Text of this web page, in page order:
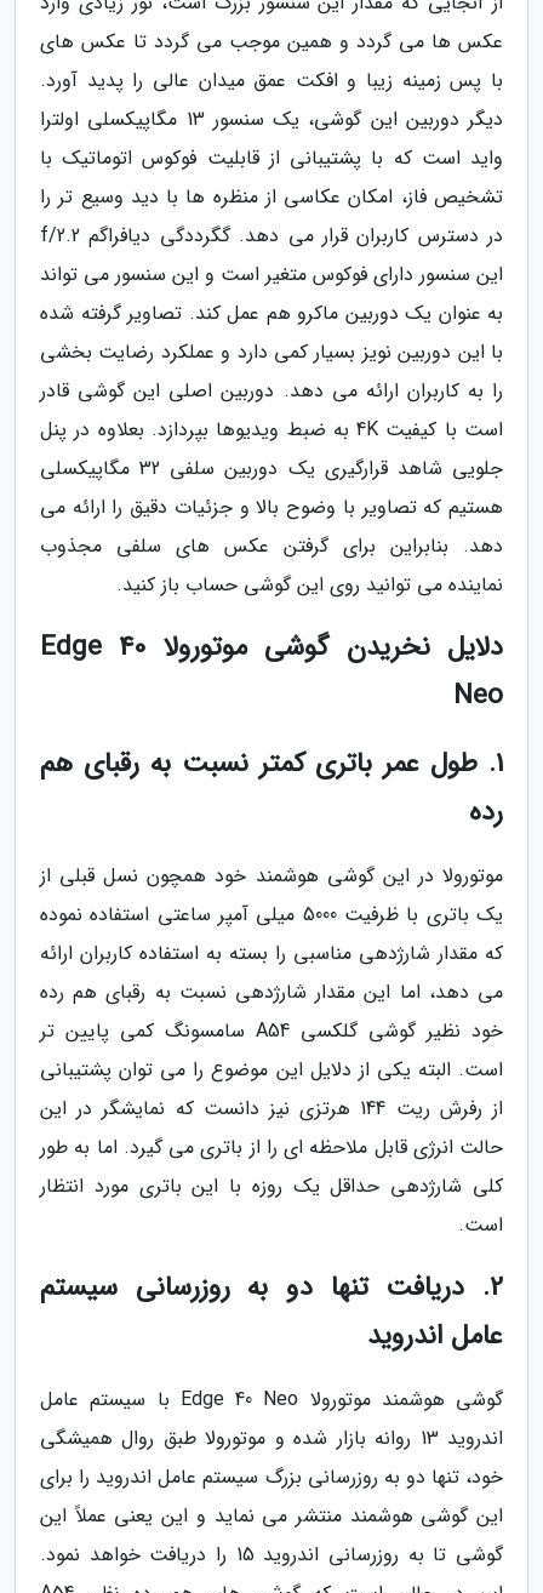
عکس ها می گردد و همین موجب می گردد تا عکس های
با پس زمینه زیبا و افکت عمق میدان عالی را پدید آورد.
دیگر دوربین این گوشی، یک سنسور 13 مگاپیکسلی اولترا
واید است که با پشتیبانی از قابلیت فوکوس اتوماتیک با
تشخیص فاز، امکان عکاسی از منظره ها با دید وسیع تر را
در دسترس کاربران قرار می دهد. گگرددگی دیافراگم f/2.2
این سنسور دارای فوکوس متغیر است و این سنسور می تواند
به عنوان یک دوربین ماکرو هم عمل کند. تصاویر گرفته شده
با این دوربین نویز بسیار کمی دارد و عملکرد رضایت بخشی
را به کاربران ارائه می دهد. دوربین اصلی این گوشی قادر
است با کیفیت 4K به ضبط ویدیوها بپردازد. بعلاوه در پنل
جلویی شاهد قرارگیری یک دوربین سلفی 32 مگاپیکسلی
هستیم که تصاویر با وضوح بالا و جزئیات دقیق را ارائه می
دهد. بنابراین برای گرفتن عکس های سلفی مجذوب
نماینده می توانید روی این گوشی حساب باز کنید.
دلایل نخریدن گوشی موتورولا Edge 40
Neo
1. طول عمر باتری کمتر نسبت به رقبای هم
رده
موتورولا در این گوشی هوشمند خود همچون نسل قبلی از
یک باتری با ظرفیت 5000 میلی آمپر ساعتی استفاده نموده
که مقدار شارژدهی مناسبی را بسته به استفاده کاربران ارائه
می دهد، اما این مقدار شارژدهی نسبت به رقبای هم رده
خود نظیر گوشی گلکسی A54 سامسونگ کمی پایین تر
است. البته یکی از دلایل این موضوع را می توان پشتیبانی
از رفرش ریت 144 هرتزی نیز دانست که نمایشگر در این
حالت انرژی قابل ملاحظه ای را از باتری می گیرد. اما به طور
کلی شارژدهی حداقل یک روزه با این باتری مورد انتظار
است.
2. دریافت تنها دو به روزرسانی سیستم
عامل اندروید
گوشی هوشمند موتورولا Edge 40 Neo با سیستم عامل
اندروید 13 روانه بازار شده و موتورولا طبق روال همیشگی
خود، تنها دو به روزرسانی بزرگ سیستم عامل اندروید را برای
این گوشی هوشمند منتشر می نماید و این یعنی عملاً این
گوشی تا به روزرسانی اندروید 15 را دریافت خواهد نمود.